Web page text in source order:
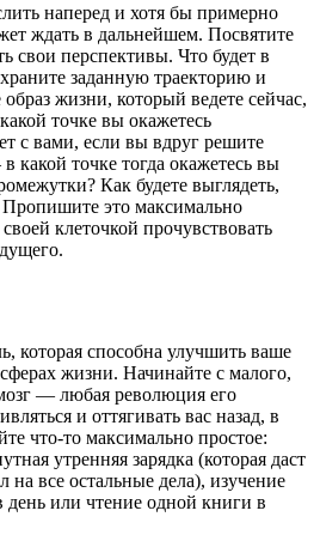
наперед и хотя бы примерно
ждать в дальнейшем. Посвятите
свои перспективы. Что будет в
заданную траекторию и
жизни, который ведете сейчас,
точке вы окажетесь
с вами, если вы вдруг решите
какой точке тогда окажетесь вы
Как будете выглядеть,
Пропишите это максимально
клеточкой прочувствовать
которая способна улучшить ваше
жизни. Начинайте с малого,
— любая революция его
и оттягивать вас назад, в
что-то максимально простое:
утренняя зарядка (которая даст
на все остальные дела), изучение
или чтение одной книги в